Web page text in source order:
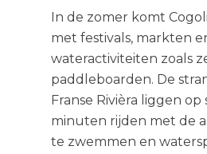
In de zomer komt
met festivals, markten
wateractiviteiten zoals
paddleboarden. De
Franse Rivièra liggen op
minuten rijden met de
te zwemmen en